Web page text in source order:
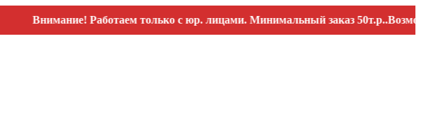
Внимание! Работаем только с юр. лицами. Минимальный заказ 50т.р..Возможны